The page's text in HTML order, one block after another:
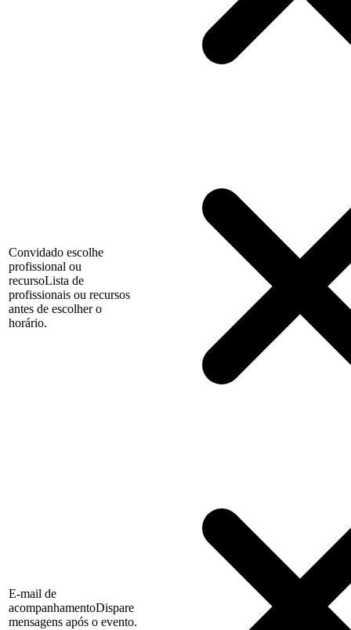
Convidado escolhe
profissional ou
recursoLista de
profissionais ou recursos
antes de escolher o
horário.
E-mail de
acompanhamentoDispare
mensagens após o evento.